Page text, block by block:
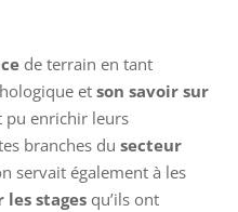
de terrain en tant
et son savoir sur
pu enrichir leurs
branches du secteur
servait également à les
les stages qu’ils ont